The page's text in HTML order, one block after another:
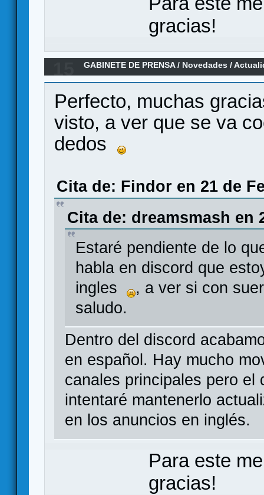
gracias!
GABINETE DE PRENSA/ Novedades /
Games: Rallyman DIRT, GT, ...
Perfecto, muchas
visto, a ver que se va
dedos
Cita de: Findor en 21 de
Cita de: dreamsmash en
Estaré pendiente de lo
habla en discord que
ingles , a ver si con
saludo.
Dentro del discord
en español. Hay mucho
canales principales pero el
intentaré mantenerlo
en los anuncios en inglés.
Para este
gracias!